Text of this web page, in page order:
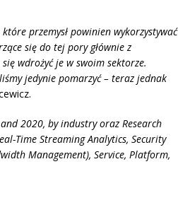
przemysł powinien wykorzystywać
się do tej pory głównie z
wdrożyć je w swoim sektorze.
jedynie pomarzyć – teraz jednak
2020, by industry oraz Research
Time Streaming Analytics, Security
Management), Service, Platform,